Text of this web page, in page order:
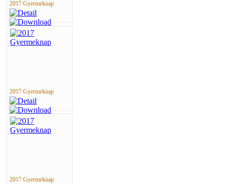
2017 Gyermeknap
2017 Gyermeknap
2017 Gyermeknap